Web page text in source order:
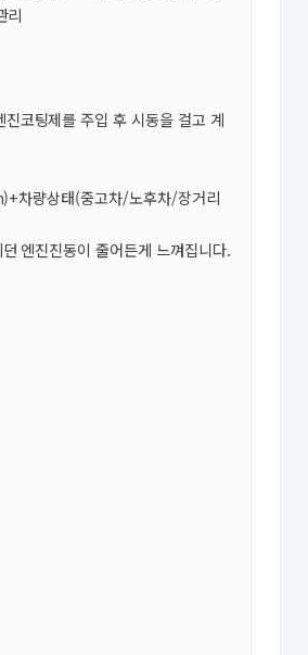
리
코팅제를 주입 후 시동을 걸고 계
차량상태(중고차/노후차/장거리
엔진진동이 줄어든게 느껴집니다.